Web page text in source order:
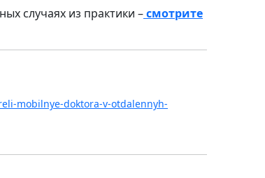
случаях из практики –смотрите
mobilnye-doktora-v-otdalennyh-